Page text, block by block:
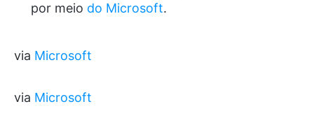
por meio do Microsoft.
via Microsoft
via Microsoft